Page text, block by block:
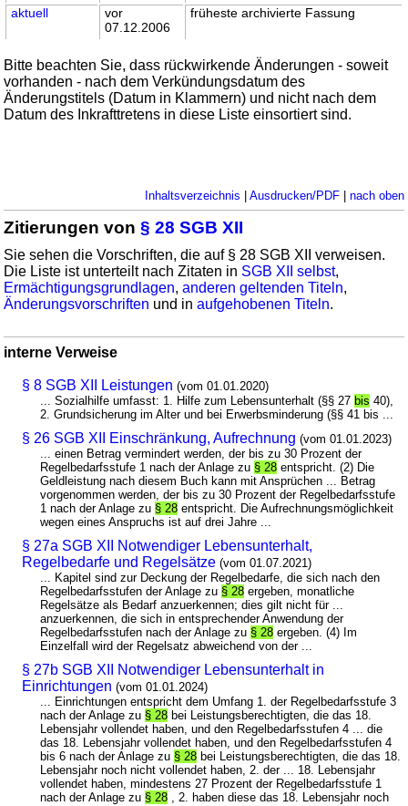
aktuell
vor
07.12.2006
früheste archivierte Fassung
Bitte beachten Sie, dass rückwirkende Änderungen - soweit
vorhanden - nach dem Verkündungsdatum des
Änderungstitels (Datum in Klammern) und nicht nach dem
Datum des Inkrafttretens in diese Liste einsortiert sind.
Inhaltsverzeichnis Ausdrucken/PDF| nach oben
Zitierungen von§ 28 SGB XII
Sie sehen die Vorschriften, die auf § 28 SGB XII verweisen.
Die Liste ist unterteilt nach Zitaten in SGB XII selbst,
Ermächtigungsgrundlagen,anderen geltenden Titeln,
Änderungsvorschriften und inaufgehobenen Titeln.
interne Verweise
§ 8 SGB XII Leistungen (vom 01.01.2020)
... Sozialhilfe umfasst: 1. Hilfe zum Lebensunterhalt (§§ 27 bis 40),
2. Grundsicherung im Alter und bei Erwerbsminderung (§§ 41 bis ...
§ 26 SGB XII Einschränkung, Aufrechnung (vom 01.01.2023)
... einen Betrag vermindert werden, der bis zu 30 Prozent der
Regelbedarfsstufe 1 nach der Anlage zu § 28 entspricht. (2) Die
Geldleistung nach diesem Buch kann mit Ansprüchen ... Betrag
vorgenommen werden, der bis zu 30 Prozent der Regelbedarfsstufe
1 nach der Anlage zu § 28 entspricht. Die Aufrechnungsmöglichkeit
wegen eines Anspruchs ist auf drei Jahre ...
§ 27a SGB XII Notwendiger Lebensunterhalt,
Regelbedarfe und Regelsätze (vom 01.07.2021)
... Kapitel sind zur Deckung der Regelbedarfe, die sich nach den
Regelbedarfsstufen der Anlage zu § 28 ergeben, monatliche
Regelsätze als Bedarf anzuerkennen; dies gilt nicht für ...
anzuerkennen, die sich in entsprechender Anwendung der
Regelbedarfsstufen nach der Anlage zu § 28 ergeben. (4) Im
Einzelfall wird der Regelsatz abweichend von der ...
§ 27b SGB XII Notwendiger Lebensunterhalt in
Einrichtungen (vom 01.01.2024)
... Einrichtungen entspricht dem Umfang 1. der Regelbedarfsstufe 3
nach der Anlage zu § 28 bei Leistungsberechtigten, die das 18.
Lebensjahr vollendet haben, und den Regelbedarfsstufen 4 ... die
das 18. Lebensjahr vollendet haben, und den Regelbedarfsstufen 4
bis 6 nach der Anlage zu § 28 bei Leistungsberechtigten, die das 18.
Lebensjahr noch nicht vollendet haben, 2. der ... 18. Lebensjahr
vollendet haben, mindestens 27 Prozent der Regelbedarfsstufe 1
nach der Anlage zu § 28 , 2. haben diese das 18. Lebensjahr noch